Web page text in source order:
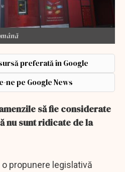
preferată în Google
ne pe Google News
să fie considerate
nu sunt ridicate de la
propunere legislativă